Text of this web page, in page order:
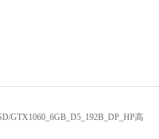
GTX1060_6GB_D5_192B_DP_HP高